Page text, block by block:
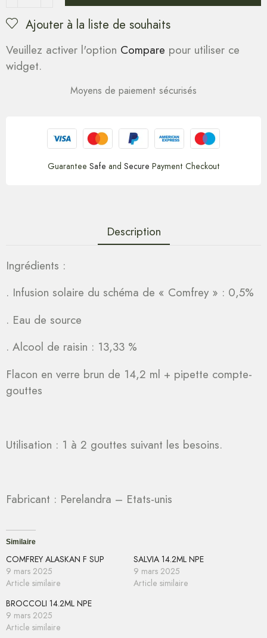
Ajouter à la liste de souhaits
Veuillez activer l'option Compare pour utiliser ce
widget.
Moyens de paiement sécurisés
Guarantee Safe and Secure Payment Checkout
Description
Ingrédients :
. Infusion solaire du schéma de « Comfrey » : 0,5%
. Eau de source
. Alcool de raisin : 13,33 %
Flacon en verre brun de 14,2 ml + pipette compte-
gouttes
Utilisation : 1 à 2 gouttes suivant les besoins.
Fabricant : Perelandra – Etats-unis
Similaire
COMFREY ALASKAN F SUP
9 mars 2025
Article similaire
SALVIA 14.2ML NPE
9 mars 2025
Article similaire
BROCCOLI 14.2ML NPE
9 mars 2025
Article similaire